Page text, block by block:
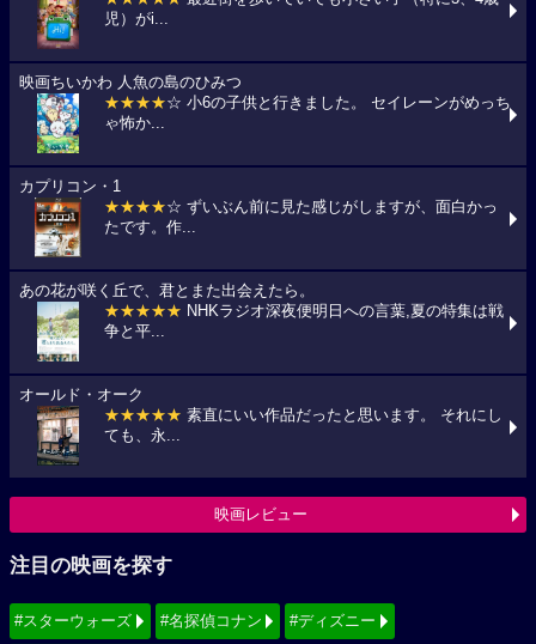
児）がi...
映画ちいかわ 人魚の島のひみつ
★★★★☆ 小6の子供と行きました。 セイレーンがめっち
ゃ怖か...
カプリコン・1
★★★★☆ ずいぶん前に見た感じがしますが、面白かっ
たです。作...
あの花が咲く丘で、君とまた出会えたら。
★★★★★ NHKラジオ深夜便明日への言葉,夏の特集は戦
争と平...
オールド・オーク
★★★★★ 素直にいい作品だったと思います。 それにし
ても、永...
映画レビュー
注目の映画を探す
#スターウォーズ #名探偵コナン #ディズニー